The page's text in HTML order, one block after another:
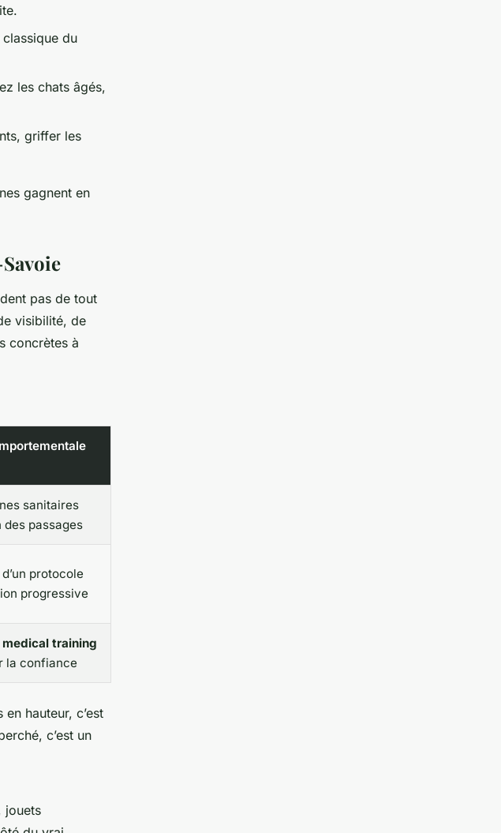
du
les chats âgés,
griffer les
gagnent en
pas de tout
visibilité, de
concrètes à
sanitaires
des passages
protocole
progressive
medical training
la confiance
hauteur, c’est
c’est un
jouets